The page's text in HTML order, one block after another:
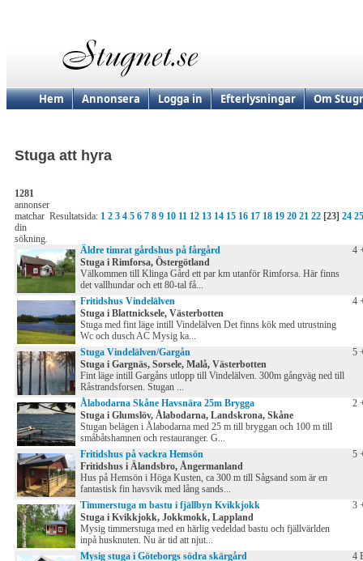
Hem Annonsera Logga in Efterlysningar Om
Stuga att hyra
1281
annonser
matchar
din
sökning.
Resultatsida: 1 2 3 4 5 6 7 8 9 10 11 12 13 14 15 16 17 18 19 20 21 22 [23] 24 25
Äldre timrat gårdshus på fårgård
Stuga i Rimforsa, Östergötland
Välkommen till Klinga Gård ett par km utanför Rimforsa. Här finns
det vallhundar och ett 80-tal få...
4
Fritidshus Vindelälven
Stuga i Blattnicksele, Västerbotten
Stuga med fint läge intill Vindelälven Det finns kök med utrustning
Wc och dusch AC Mysig ka...
4
Stuga Vindelälven/Gargån
Stuga i Gargnäs, Sorsele, Malå, Västerbotten
Fint läge intill Gargåns utlopp till Vindelälven. 300m gångväg ned till
Råstrandsforsen. Stugan ...
5
Ålabodarna Skåne Havsnära 25m Brygga
Stuga i Glumslöv, Ålabodarna, Landskrona, Skåne
Stugan belägen i Ålabodarna med 25 m till bryggan och 100 m till
småbåtshamnen och restauranger. G...
2
Fritidshus på vackra Hemsön
Fritidshus i Älandsbro, Ångermanland
Hus på Hemsön i Höga Kusten, ca 300 m till Sågsand som är en
fantastisk fin havsvik med lång sands...
5
Timmerstuga m bastu i fjällbyn Kvikkjokk
Stuga i Kvikkjokk, Jokkmokk, Lappland
Mysig timmerstuga med en härlig vedeldad bastu och fjällvärlden
inpå husknuten. Nu är tid att njut...
3
Mysig stuga i Göteborgs södra skärgård
4